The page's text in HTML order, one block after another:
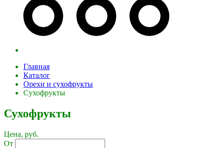
Главная
Каталог
Орехи и сухофрукты
Сухофрукты
Сухофрукты
Цена, руб.
От